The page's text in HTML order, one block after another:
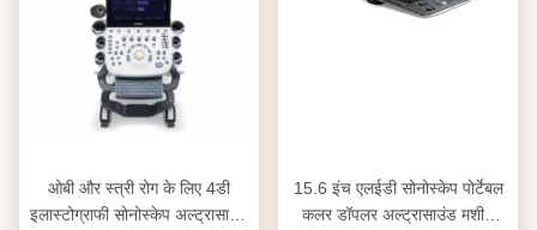
ओबी और स्त्री रोग के लिए 4डी
इलास्टोग्राफी सोनोस्केप अल्ट्रासाउंड
15.6 इंच एलईडी सोनोस्केप पोर्टेबल
कलर डॉपलर अल्ट्रासाउंड मशीन